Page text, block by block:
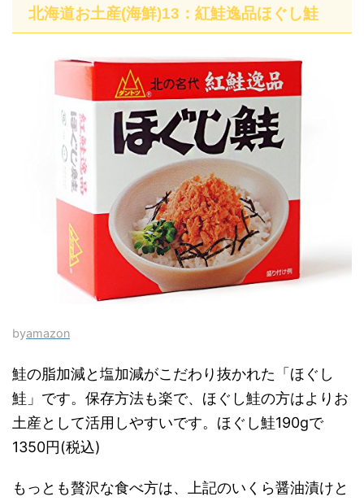
北海道お土産(海鮮)13：紅鮭逸品ほぐし鮭
byamazon
鮭の脂加減と塩加減がこだわり抜かれた「ほぐし
鮭」です。保存方法も楽で、ほぐし鮭の方はよりお
土産として活用しやすいです。ほぐし鮭190gで
1350円(税込)
もっとも贅沢な食べ方は、上記のいくら醤油漬けと